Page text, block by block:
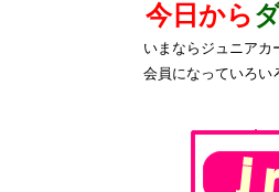
今日から
いまならジュニアカ
会員になっていろい